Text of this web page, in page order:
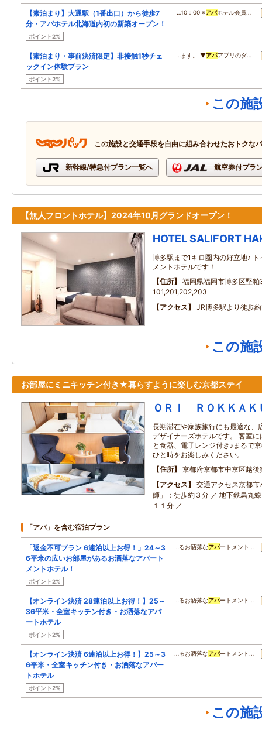
【素泊まり】大通駅（1番出口）から徒歩7
分・アパホテル北海道内初の新築オープン！
ポイント2%
…10：00 ※アパホテル会員…
【素泊まり・事前決済限定】非接触1秒チェ
ックイン体験プラン
ポイント2%
…ます。 ▼アパアプリのダ…
この施
この施設と交通手段を自由に組み合わせたおトクな
新幹線/特急付プラン一覧へ 航空券付プラ
【無人フロントホテル】2024年10月グランドオープン！
HOTEL SALIFORT
博多駅まで1キロ圏内の好立地♪
メントホテルです！
住所
福岡県福岡市博多区堅
101,201,202,203
アクセス
JR博多駅より徒歩
この施
お部屋にミニキッチン付き★暮らすように楽しむ京都ステイ
ＯＲＩ ＲＯＫＫＡＫ
長期滞在や家族旅行にも最適な、
デザイナーズホテルです。 客室
と食器、電子レンジ付き♪まるで
ひと時をお楽しみください。
住所
京都府京都市中京区越後
アクセス
交通アクセス京都
師」：徒歩約３分 ／ 地下鉄烏丸
１１分 ／
「アパ」を含む宿泊プラン
「返金不可プラン 6連泊以上お得！」24～3
6平米の広いお部屋があるお洒落なアパート
メントホテル！
ポイント2%
…るお洒落なアパートメント…
【オンライン決済 28連泊以上お得！】25～
36平米・全室キッチン付き・お洒落なアパ
ートホテル
ポイント2%
…るお洒落なアパートメント…
【オンライン決済 6連泊以上お得！】25～3
6平米・全室キッチン付き・お洒落なアパー
トホテル
ポイント2%
…るお洒落なアパートメント…
この施